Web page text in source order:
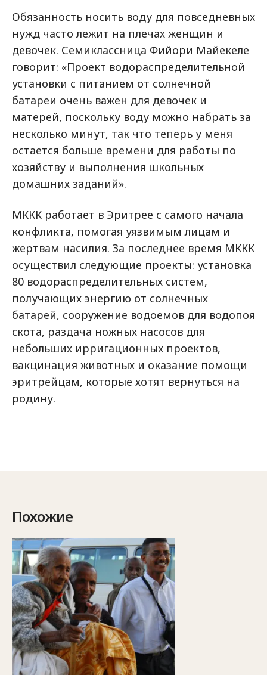
Обязанность носить воду для повседневных
нужд часто лежит на плечах женщин и
девочек. Семиклассница Фийори Майекеле
говорит: «Проект водораспределительной
установки с питанием от солнечной
батареи очень важен для девочек и
матерей, поскольку воду можно набрать за
несколько минут, так что теперь у меня
остается больше времени для работы по
хозяйству и выполнения школьных
домашних заданий».
МККК работает в Эритрее с самого начала
конфликта, помогая уязвимым лицам и
жертвам насилия. За последнее время МККК
осуществил следующие проекты: установка
80 водораспределительных систем,
получающих энергию от солнечных
батарей, сооружение водоемов для водопоя
скота, раздача ножных насосов для
небольших ирригационных проектов,
вакцинация животных и оказание помощи
эритрейцам, которые хотят вернуться на
родину.
Похожие